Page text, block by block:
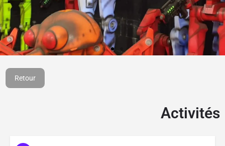
1100M² d'espace de
jeux aménagé
Retour
Activités